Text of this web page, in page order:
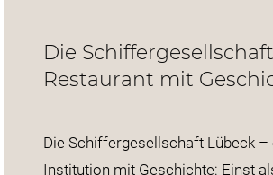
Die
Restaurant mit
Die Schiffergesellschaft Lübeck –
Institution mit Geschichte: Einst